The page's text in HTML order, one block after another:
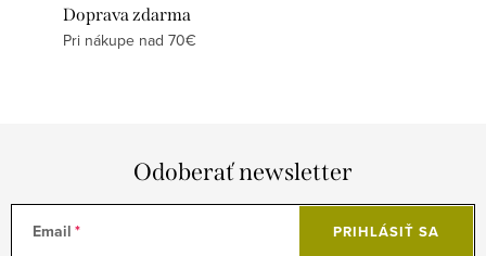
Doprava zdarma
Pri nákupe nad 70€
Odoberať newsletter
Email PRIHLÁSIŤ SA